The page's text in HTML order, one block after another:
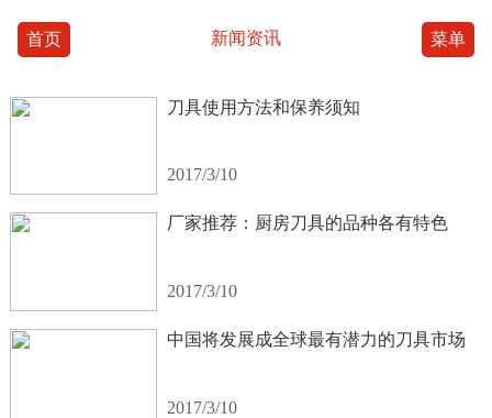
首页 新闻资讯 菜单
刀具使用方法和保养须知
2017/3/10
厂家推荐：厨房刀具的品种各有特色
2017/3/10
中国将发展成全球最有潜力的刀具市场
2017/3/10